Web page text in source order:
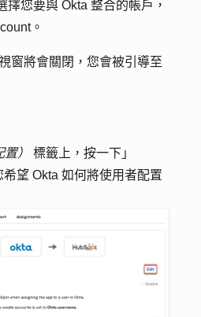
擇您要與 Okta 整合的帳戶，
。
窗將會關閉，您會被引導至
） 標籤上，按一下 」
希望 Okta 如何將使用者配置